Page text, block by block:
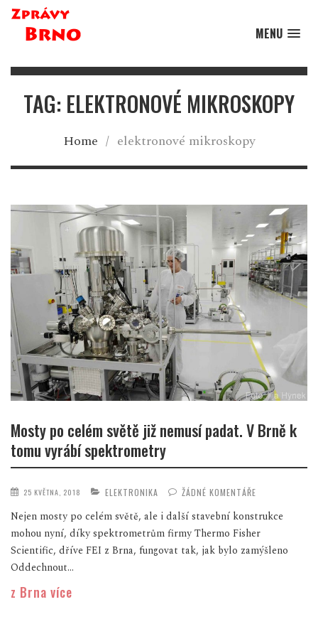
MENU
TAG: ELEKTRONOVÉ MIKROSKOPY
Home / elektronové mikroskopy
Mosty po celém světě již nemusí padat. V Brně k
tomu vyrábí spektrometry
25 KVĚTNA, 2018 ELEKTRONIKA ŽÁDNÉ KOMENTÁŘE
Nejen mosty po celém světě, ale i další stavební konstrukce
mohou nyní, díky spektrometrům firmy Thermo Fisher
Scientific, dříve FEI z Brna, fungovat tak, jak bylo zamýšleno
Oddechnout...
z Brna více